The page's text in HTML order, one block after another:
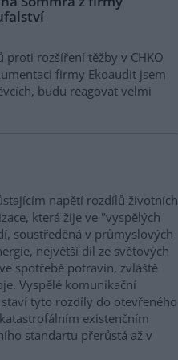
proti rozšíření těžby v CHKO
firmy Ekoaudit jsem
budu reagovat velmi
napětí rozdílů životních
která žije ve "vyspělých
soustředěná v průmyslových
největší díl ze světových
spotřebě potravin, zvláště
Vyspělé komunikační
tyto rozdíly do otevřeného
existenčním
standartu přerůstá až v